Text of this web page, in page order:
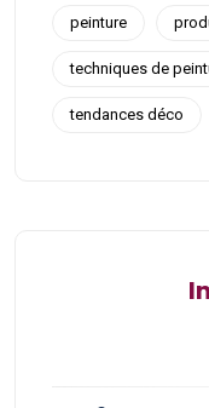
peinture
techniques de
tendances déco